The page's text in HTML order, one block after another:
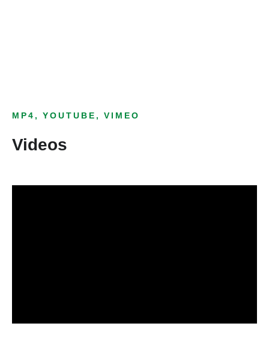
MP4, YOUTUBE, VIMEO
Videos